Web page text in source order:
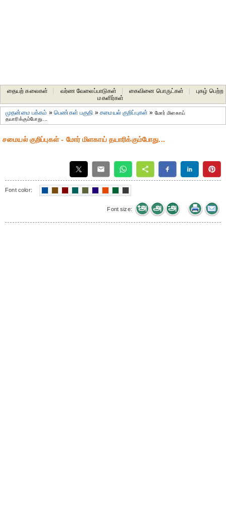
தையற் கலைகள் வர்ண வேலைப்பாடுகள் கைவினை பொருட்கள்
புகழ் பெற்ற
மகளிர்கள்
முதன்மை பக்கம் »பெண்கள் பகுதி »சமையல் குறிப்புகள் » மோர் மிளகாய்
தயாரிக்கும்போது...
சமையல் குறிப்புகள் - மோர் மிளகாய் தயாரிக்கும்போது...
Font color:
Font size: